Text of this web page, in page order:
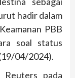
hadir dalam
PBB
soal status
04/2024).
pada